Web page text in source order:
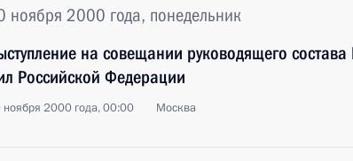
ноября 2000 года, понедельник
на совещании руководящего
Российской Федерации
2000 года, 00:00 Москва